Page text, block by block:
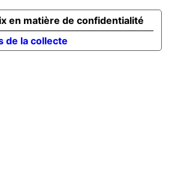
de la collecte
en matière de confidentialité